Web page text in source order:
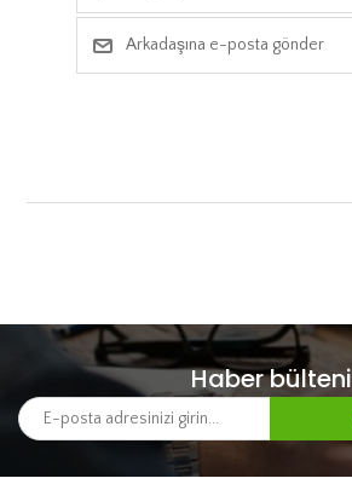
Arkadaşına e-posta gönder
Haber bülteni